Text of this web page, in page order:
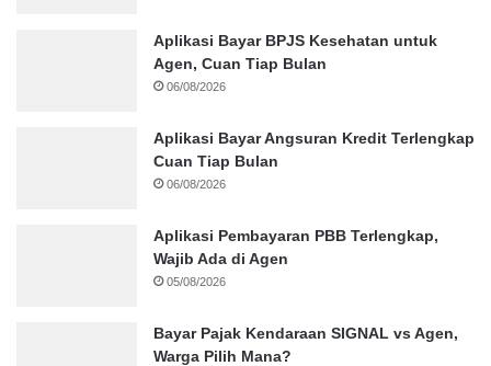
Aplikasi Bayar BPJS Kesehatan untuk
Agen, Cuan Tiap Bulan
06/08/2026
Aplikasi Bayar Angsuran Kredit Terlengkap
Cuan Tiap Bulan
06/08/2026
Aplikasi Pembayaran PBB Terlengkap,
Wajib Ada di Agen
05/08/2026
Bayar Pajak Kendaraan SIGNAL vs Agen,
Warga Pilih Mana?